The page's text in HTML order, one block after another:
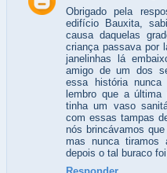
Obrigado pela
edifício Bauxita,
causa daquelas
criança passava por
janelinhas lá
amigo de um dos
essa história nunca
lembro que a última
tinha um vaso
com essas tampas
nós brincávamos
mas nunca
depois o tal buraco